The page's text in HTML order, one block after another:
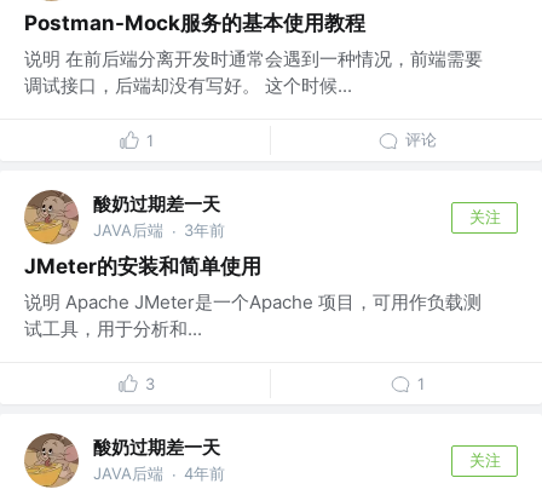
Postman-Mock服务的基本使用教程
说明 在前后端分离开发时通常会遇到一种情况，前端需要
调试接口，后端却没有写好。 这个时候...
1 评论
酸奶过期差一天
JAVA后端 · 3年前
关注
JMeter的安装和简单使用
说明 Apache JMeter是一个Apache 项目，可用作负载测
试工具，用于分析和...
3 1
酸奶过期差一天
JAVA后端 · 4年前
关注